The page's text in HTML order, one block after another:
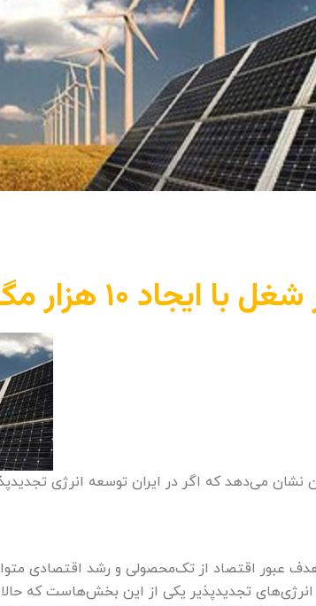
عبور اقتصاد از تک‌محصولی و رشد اقتصادی